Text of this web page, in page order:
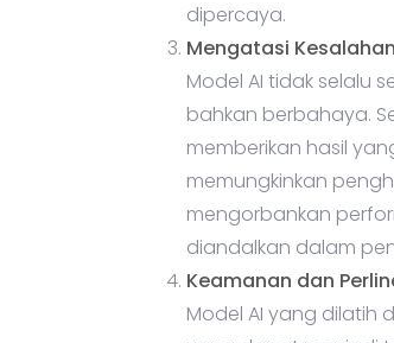
dipercaya.
Mengatasi
Model AI tidak selalu
bahkan berbahaya.
memberikan hasil
memungkinkan
mengorbankan
diandalkan dalam
Keamanan dan
Model AI yang dilatih